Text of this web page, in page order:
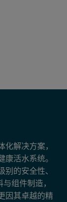
解决方案，
活水系统。
的安全性、
组件制造，
因其卓越的精